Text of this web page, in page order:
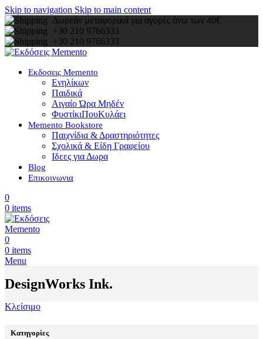
Skip to navigation Skip to main content
Δωρεάν μεταφορικά για αγορές άνω των 40€
+30 210 9766333
+30 210 9766333
Εκδοσεις Memento
Ενηλίκων
Παιδικά
Αιγαίο Ώρα Μηδέν
ΦυστίκιΠουΚυλάει
Memento Bookstore
Παιχνίδια & Δραστηριότητες
Σχολικά & Είδη Γραφείου
Ιδεες για Δωρα
Blog
Επικοινωνια
0
0 items
0
0 items
Menu
DesignWorks Ink.
Κλείσιμο
Κατηγορίες